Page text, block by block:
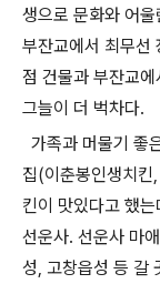
생으로 문화와 어
부잔교에서 최무선
점 건물과 부잔교
그늘이 더 벅차다.
가족과 머물기 좋
집(이춘봉인생치킨
킨이 맛있다고 했
선운사. 선운사 마
성, 고창읍성 등 갈